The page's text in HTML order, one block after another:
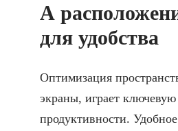
А
для удобства
Оптимизация
экраны, играет
продуктивности.